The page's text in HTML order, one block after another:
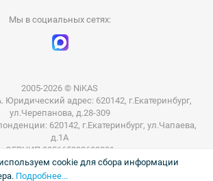
Мы в социальных сетях:
2005-2026 © NiKAS
Юридический адрес: 620142, г.Екатеринбург,
ул.Черепанова, д.28-309
620142, г.Екатеринбург, ул.Чапаева,
д.1А
ОГРНИП 305665832600031
ИНН 665801802803
cookie для сбора информации
Подробнее...